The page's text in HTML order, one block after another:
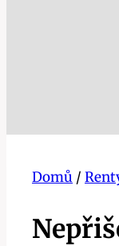
Domů /